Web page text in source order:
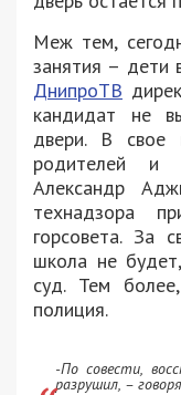
Меж тем,
занятия – дети
ДнипроТВ
кандидат не
двери. В свое
родителей и
Александр
технадзора
горсовета. За
школа не
суд. Тем
полиция.
-По совести,
разрушил, –